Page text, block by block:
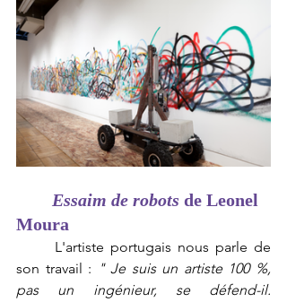
Essaim de robots de Leonel
Moura
son travail :
" Je suis un artiste 100 %,
pas un ingénieur, se défend-il.